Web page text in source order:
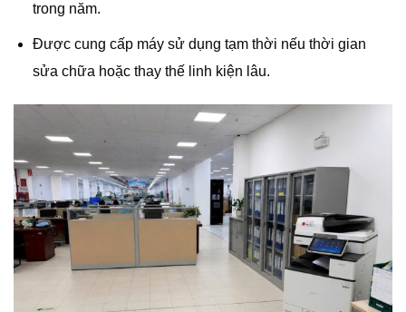
trong năm.
Được cung cấp máy sử dụng tạm thời nếu thời gian
sửa chữa hoặc thay thế linh kiện lâu.